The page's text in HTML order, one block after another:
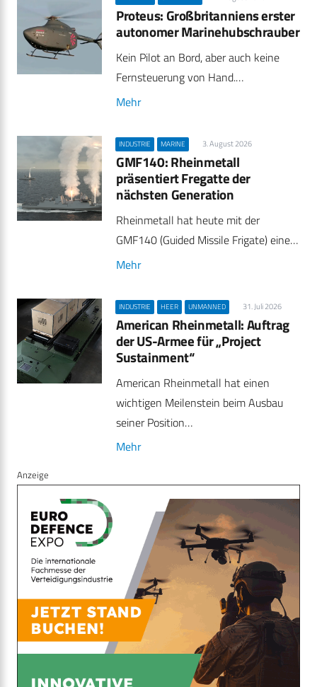
Proteus: Großbritanniens erster
autonomer Marinehubschrauber
Kein Pilot an Bord, aber auch keine
Fernsteuerung von Hand.…
Mehr
INDUSTRIE MARINE 3. August 2026
GMF140: Rheinmetall
präsentiert Fregatte der
nächsten Generation
Rheinmetall hat heute mit der
GMF140 (Guided Missile Frigate) eine…
Mehr
INDUSTRIE HEER UNMANNED 31. Juli 2026
American Rheinmetall: Auftrag
der US-Armee für „Project
Sustainment“
American Rheinmetall hat einen
wichtigen Meilenstein beim Ausbau
seiner Position…
Mehr
Anzeige